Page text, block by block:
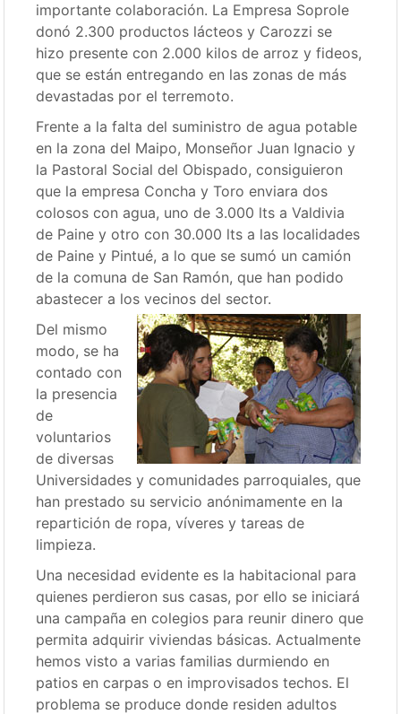
importante colaboración. La Empresa Soprole
donó 2.300 productos lácteos y Carozzi se
hizo presente con 2.000 kilos de arroz y fideos,
que se están entregando en las zonas de más
devastadas por el terremoto.
Frente a la falta del suministro de agua potable
en la zona del Maipo, Monseñor Juan Ignacio y
la Pastoral Social del Obispado, consiguieron
que la empresa Concha y Toro enviara dos
colosos con agua, uno de 3.000 lts a Valdivia
de Paine y otro con 30.000 lts a las localidades
de Paine y Pintué, a lo que se sumó un camión
de la comuna de San Ramón, que han podido
abastecer a los vecinos del sector.
Del mismo
modo, se ha
contado con
la presencia
de
voluntarios
de diversas
Universidades y comunidades parroquiales, que
han prestado su servicio anónimamente en la
repartición de ropa, víveres y tareas de
limpieza.
Una necesidad evidente es la habitacional para
quienes perdieron sus casas, por ello se iniciará
una campaña en colegios para reunir dinero que
permita adquirir viviendas básicas. Actualmente
hemos visto a varias familias durmiendo en
patios en carpas o en improvisados techos. El
problema se produce donde residen adultos